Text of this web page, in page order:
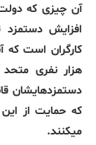
افزایش دستمزد
کارگران است که
هزار نفری متحد
دستمزدهایشان
که حمایت از
میکنند.